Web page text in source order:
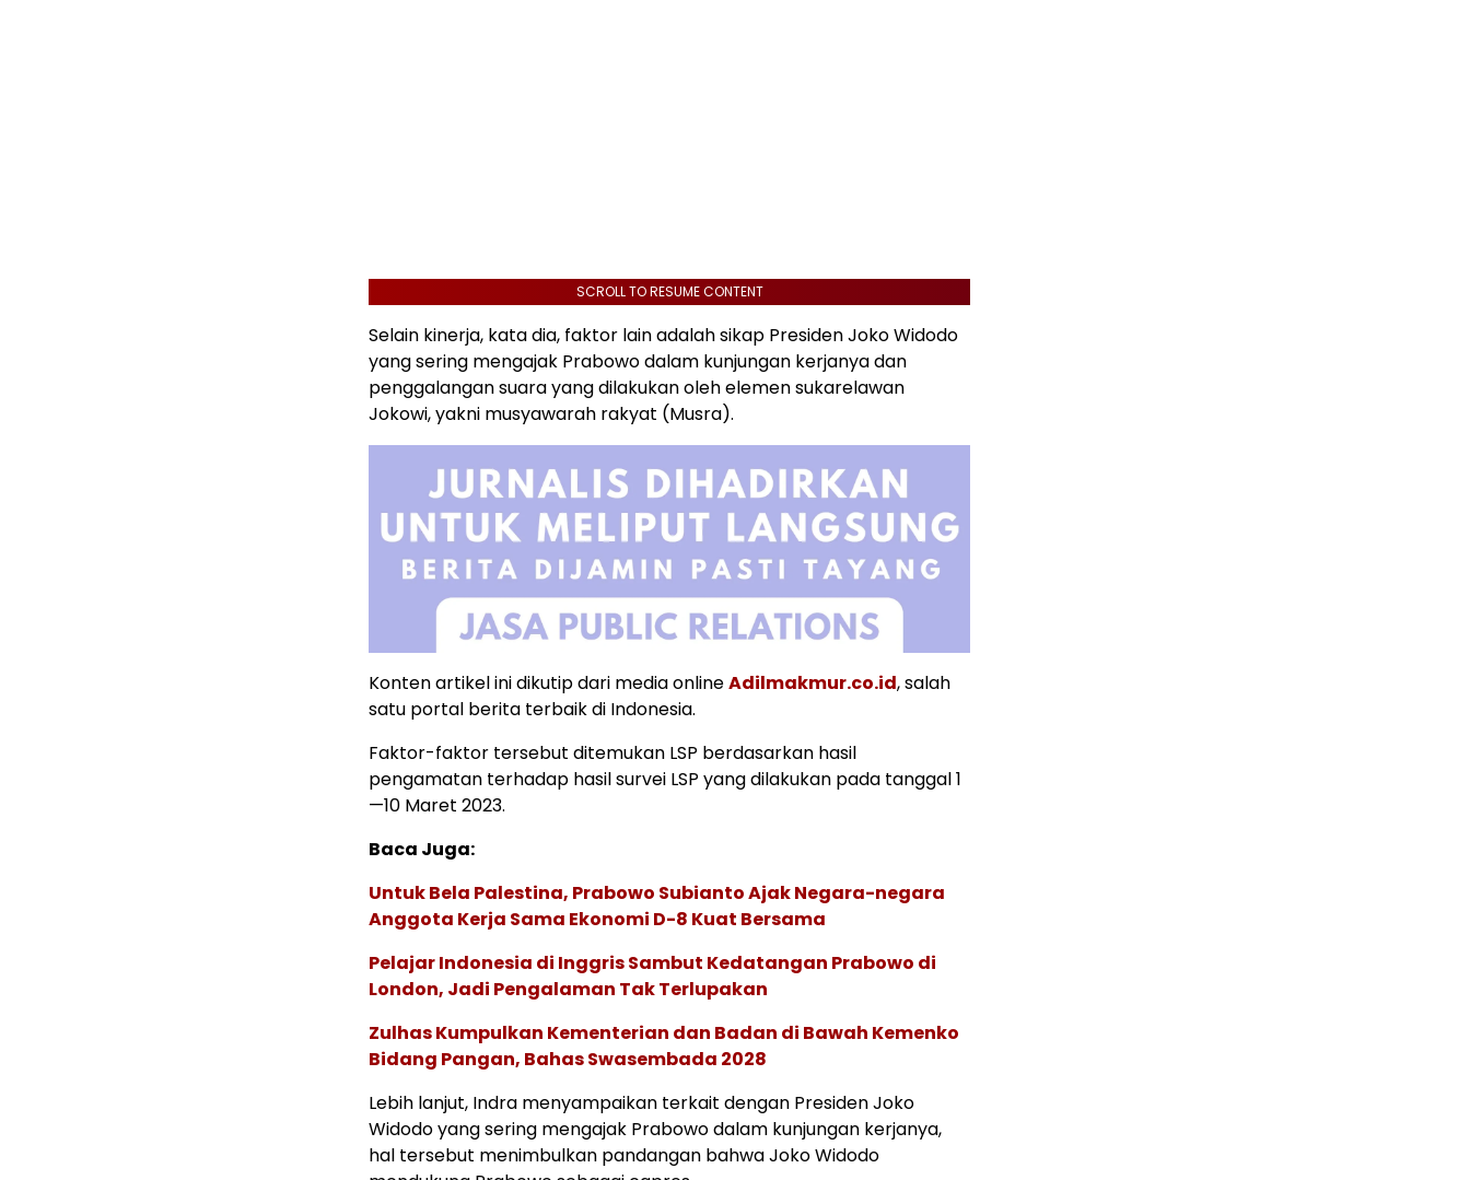
SCROLL TO RESUME CONTENT
Selain kinerja, kata dia, faktor lain adalah sikap Presiden Joko Widodo
yang sering mengajak Prabowo dalam kunjungan kerjanya dan
penggalangan suara yang dilakukan oleh elemen sukarelawan
Jokowi, yakni musyawarah rakyat (Musra).
Konten artikel ini dikutip dari media onlineAdilmakmur.co.id, salah
satu portal berita terbaik di Indonesia.
Faktor-faktor tersebut ditemukan LSP berdasarkan hasil
pengamatan terhadap hasil survei LSP yang dilakukan pada tanggal 1
—10 Maret 2023.
Baca Juga:
Untuk Bela Palestina, Prabowo Subianto Ajak Negara-negara
Anggota Kerja Sama Ekonomi D-8 Kuat Bersama
Pelajar Indonesia di Inggris Sambut Kedatangan Prabowo di
London, Jadi Pengalaman Tak Terlupakan
Zulhas Kumpulkan Kementerian dan Badan di Bawah Kemenko
Bidang Pangan, Bahas Swasembada 2028
Lebih lanjut, Indra menyampaikan terkait dengan Presiden Joko
Widodo yang sering mengajak Prabowo dalam kunjungan kerjanya,
hal tersebut menimbulkan pandangan bahwa Joko Widodo